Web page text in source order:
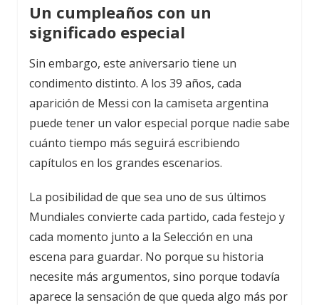
Un cumpleaños con un
significado especial
Sin embargo, este aniversario tiene un
condimento distinto. A los 39 años, cada
aparición de Messi con la camiseta argentina
puede tener un valor especial porque nadie sabe
cuánto tiempo más seguirá escribiendo
capítulos en los grandes escenarios.
La posibilidad de que sea uno de sus últimos
Mundiales convierte cada partido, cada festejo y
cada momento junto a la Selección en una
escena para guardar. No porque su historia
necesite más argumentos, sino porque todavía
aparece la sensación de que queda algo más por